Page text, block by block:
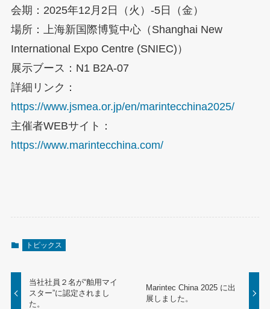
会期：2025年12月2日（火）-5日（金）
場所：上海新国際博覧中心（Shanghai New
International Expo Centre (SNIEC)）
展示ブース：N1 B2A-07
詳細リンク：
https://www.jsmea.or.jp/en/marintecchina2025/
主催者WEBサイト：
https://www.marintecchina.com/
トピックス
当社社員２名が“舶用マイ
スター”に認定されまし
た。
Marintec China 2025 に出
展しました。